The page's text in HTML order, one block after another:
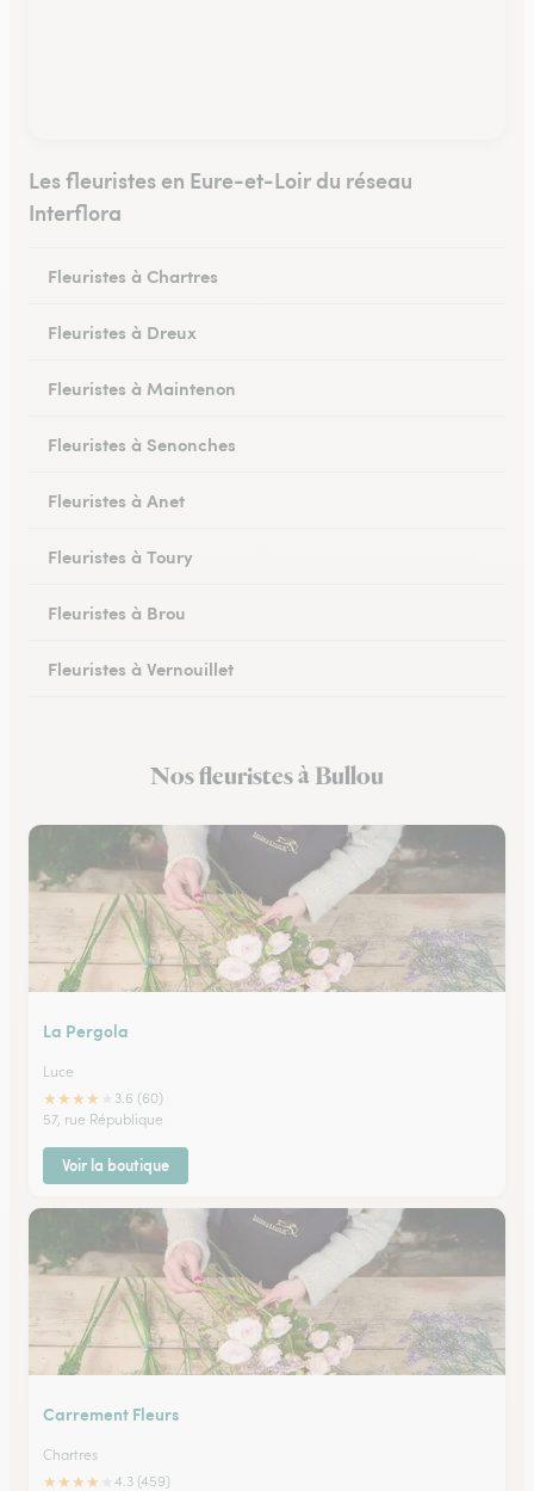
Les fleuristes en Eure-et-Loir du réseau
Interflora
Fleuristes à Chartres
Fleuristes à Dreux
Fleuristes à Maintenon
Fleuristes à Senonches
Fleuristes à Anet
Fleuristes à Toury
Fleuristes à Brou
Fleuristes à Vernouillet
Fleuristes à LucéNos fleuristes à Bullou
La Pergola
Luce
★★★★
3.6 (60)
57, rue République
Voir la boutique
Carrement Fleurs
Chartres
★★★★
4.3 (459)